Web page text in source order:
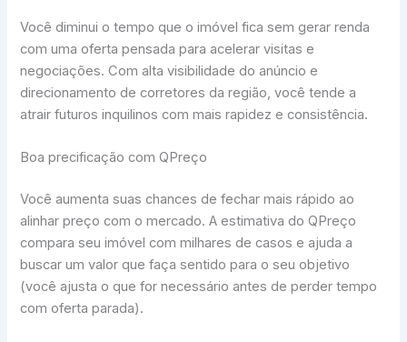
Você diminui o tempo que o imóvel fica sem gerar renda
com uma oferta pensada para acelerar visitas e
negociações. Com alta visibilidade do anúncio e
direcionamento de corretores da região, você tende a
atrair futuros inquilinos com mais rapidez e consistência.
Boa precificação com QPreço
Você aumenta suas chances de fechar mais rápido ao
alinhar preço com o mercado. A estimativa do QPreço
compara seu imóvel com milhares de casos e ajuda a
buscar um valor que faça sentido para o seu objetivo
(você ajusta o que for necessário antes de perder tempo
com oferta parada).